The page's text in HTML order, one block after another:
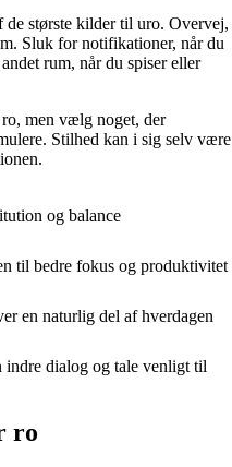
de største kilder til uro. Overvej,
Sluk for notifikationer, når du
rum, når du spiser eller
men vælg noget, der
Stilhed kan i sig selv være
og balance
til bedre fokus og produktivitet
en naturlig del af hverdagen
dialog og tale venligt til
ro